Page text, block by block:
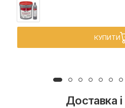
КУПИТИ
Доставка